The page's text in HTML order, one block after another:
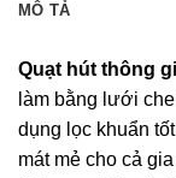
MÔ TẢ
Quạt hút thông
làm bằng lưới
dụng lọc khuẩn
mát mẻ cho cả